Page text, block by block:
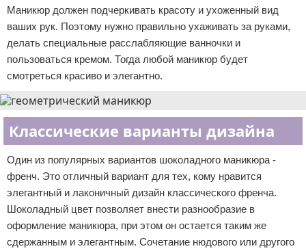
Маникюр должен подчеркивать красоту и ухоженный вид
ваших рук. Поэтому нужно правильно ухаживать за руками,
делать специальные расслабляющие ванночки и
пользоваться кремом. Тогда любой маникюр будет
смотреться красиво и элегантно.
Классические варианты дизайна
Один из популярных вариантов шоколадного маникюра -
френч. Это отличный вариант для тех, кому нравится
элегантный и лаконичный дизайн классического френча.
Шоколадный цвет позволяет внести разнообразие в
оформление маникюра, при этом он остается таким же
сдержанным и элегантным. Сочетание нюдового или другого